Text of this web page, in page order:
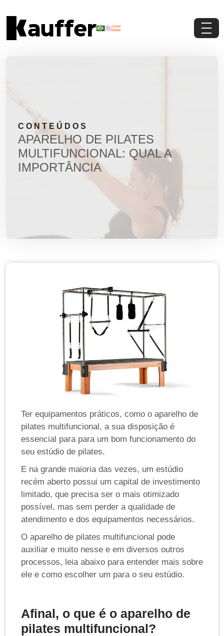
Materiais Gratuitos
CONTEÚDOS
APARELHO DE PILATES
MULTIFUNCIONAL: QUAL A
IMPORTÂNCIA
Ter equipamentos práticos, como o aparelho de
pilates multifuncional, a sua disposição é
essencial para para um bom funcionamento do
seu estúdio de pilates.
E na grande maioria das vezes, um estúdio
recém aberto possui um capital de investimento
limitado, que precisa ser o mais otimizado
possível, mas sem perder a qualidade de
atendimento e dos equipamentos necessários.
O aparelho de pilates multifuncional pode
auxiliar e muito nesse e em diversos outros
processos, leia abaixo para entender mais sobre
ele e como escolher um para o seu estúdio.
Afinal, o que é o aparelho de
pilates multifuncional?